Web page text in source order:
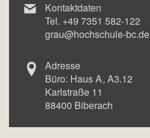
Kontaktdaten
Tel. +49 7351 582-122
grau@hochschule-bc.de
Adresse
Büro: Haus A A3.12
Karlstraße 11
88400 Biberach